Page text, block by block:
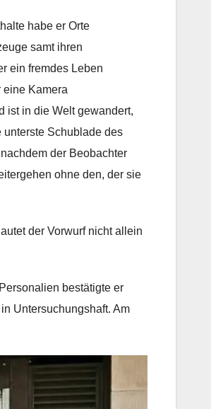
habe er Orte
samt ihren
ein fremdes Leben
eine Kamera
ist in die Welt gewandert,
unterste Schublade des
der Beobachter
ohne den, der sie
der Vorwurf nicht allein
bestätigte er
Untersuchungshaft. Am